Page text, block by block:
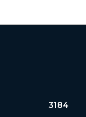
3184